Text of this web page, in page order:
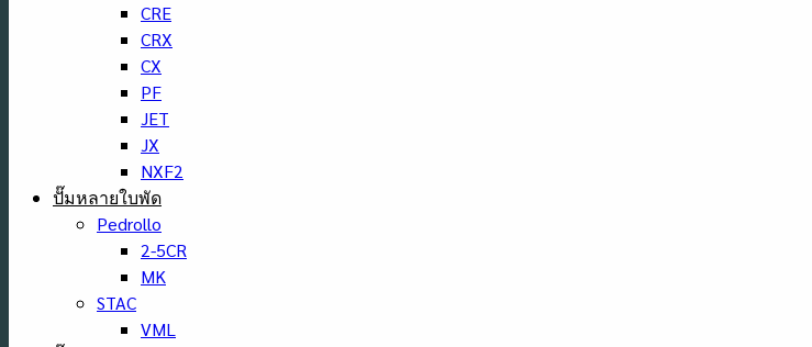
CRE
CRX
CX
PF
JET
JX
NXF2
ปั๊มหลายใบพัด
Pedrollo
2-5CR
MK
STAC
VML